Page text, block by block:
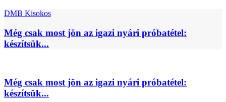
DMB Kisokos
Még csak most jön az igazi nyári próbatétel:
készítsük...
Még csak most jön az igazi nyári próbatétel:
készítsük...